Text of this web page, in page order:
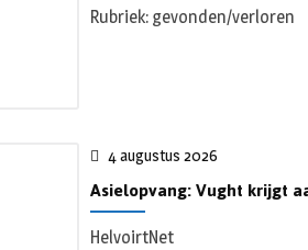
Rubriek: gevonden/verloren
4 augustus 2026
Asielopvang: Vught krijgt
HelvoirtNet